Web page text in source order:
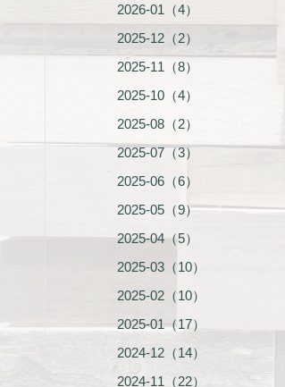
2026-01（4）
2025-12（2）
2025-11（8）
2025-10（4）
2025-08（2）
2025-07（3）
2025-06（6）
2025-05（9）
2025-04（5）
2025-03（10）
2025-02（10）
2025-01（17）
2024-12（14）
2024-11（22）